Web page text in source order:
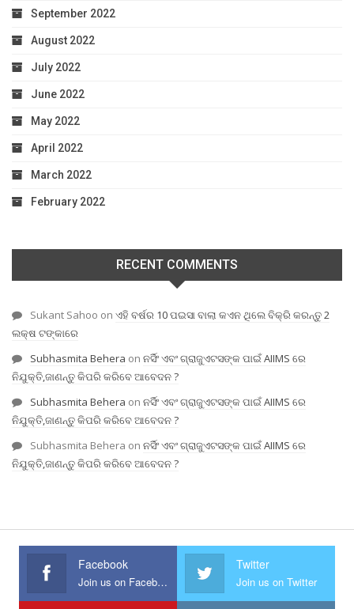
September 2022
August 2022
July 2022
June 2022
May 2022
April 2022
March 2022
February 2022
RECENT COMMENTS
Sukant Sahoo on ଏହି ବର୍ଷର 10 ପଇସା ବାଲା କଏନ ଥିଲେ ବିକ୍ରି କରନ୍ତୁ 2
ଲକ୍ଷ ଟଙ୍କାରେ
Subhasmita Behera on ନର୍ସିଂ ଏବଂ ଗ୍ରାଜୁଏଟସଙ୍କ ପାଇଁ AIIMS ରେ
ନିଯୁକ୍ତି,ଜାଣନ୍ତୁ କିପରି କରିବେ ଆବେଦନ ?
Subhasmita Behera on ନର୍ସିଂ ଏବଂ ଗ୍ରାଜୁଏଟସଙ୍କ ପାଇଁ AIIMS ରେ
ନିଯୁକ୍ତି,ଜାଣନ୍ତୁ କିପରି କରିବେ ଆବେଦନ ?
Subhasmita Behera on ନର୍ସିଂ ଏବଂ ଗ୍ରାଜୁଏଟସଙ୍କ ପାଇଁ AIIMS ରେ
ନିଯୁକ୍ତି,ଜାଣନ୍ତୁ କିପରି କରିବେ ଆବେଦନ ?
Facebook
Join us on Facebook
Twitter
Join us on Twitter